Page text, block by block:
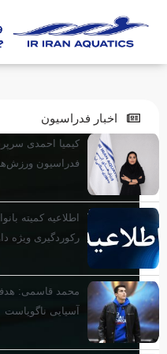
اخبار فدراسیون
کیمیا احمدی
فدراسیون
اطلاعیه کمیته
رکوردگیری ویژه
آسیایی ناگویاست